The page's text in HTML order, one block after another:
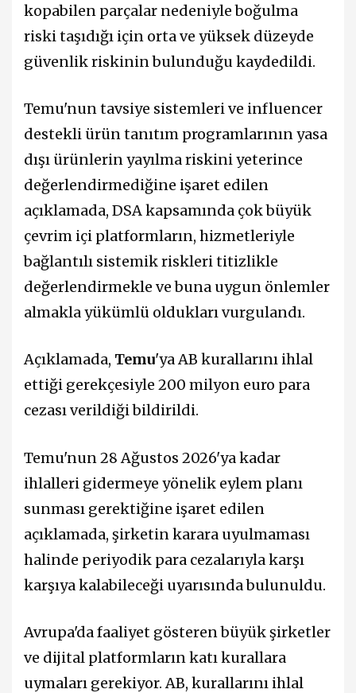
kopabilen parçalar nedeniyle boğulma
riski taşıdığı için orta ve yüksek düzeyde
güvenlik riskinin bulunduğu kaydedildi.
Temu'nun tavsiye sistemleri ve influencer
destekli ürün tanıtım programlarının yasa
dışı ürünlerin yayılma riskini yeterince
değerlendirmediğine işaret edilen
açıklamada, DSA kapsamında çok büyük
çevrim içi platformların, hizmetleriyle
bağlantılı sistemik riskleri titizlikle
değerlendirmekle ve buna uygun önlemler
almakla yükümlü oldukları vurgulandı.
Açıklamada, Temu'ya AB kurallarını ihlal
ettiği gerekçesiyle 200 milyon euro para
cezası verildiği bildirildi.
Temu'nun 28 Ağustos 2026'ya kadar
ihlalleri gidermeye yönelik eylem planı
sunması gerektiğine işaret edilen
açıklamada, şirketin karara uyulmaması
halinde periyodik para cezalarıyla karşı
karşıya kalabileceği uyarısında bulunuldu.
Avrupa'da faaliyet gösteren büyük şirketler
ve dijital platformların katı kurallara
uymaları gerekiyor. AB, kurallarını ihlal